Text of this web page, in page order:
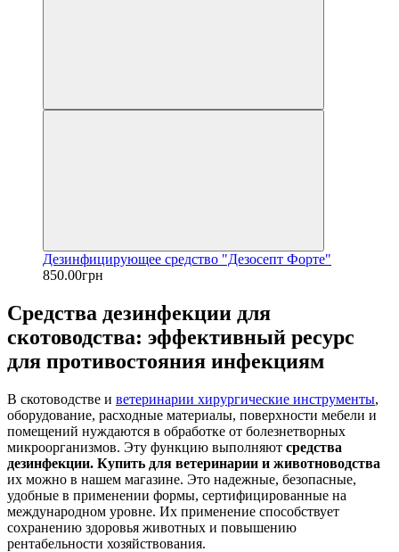
Дезинфицирующее средство "Дезосепт Форте"
850.00грн
Средства дезинфекции для
скотоводства: эффективный ресурс
для противостояния инфекциям
В скотоводстве и ветеринарии хирургические инструменты,
оборудование, расходные материалы, поверхности мебели и
помещений нуждаются в обработке от болезнетворных
микроорганизмов. Эту функцию выполняют средства
дезинфекции. Купить для ветеринарии и животноводства
их можно в нашем магазине. Это надежные, безопасные,
удобные в применении формы, сертифицированные на
международном уровне. Их применение способствует
сохранению здоровья животных и повышению
рентабельности хозяйствования.